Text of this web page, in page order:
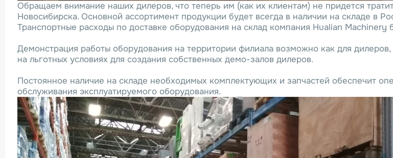
Обращаем внимание наших дилеров, что теперь им (как их клиентам) не придется
Новосибирска. Основной ассортимент продукции будет всегда в наличии на складе в
Транспортные расходы по доставке оборудования на склад компания Hualian Machinery
Демонстрация работы оборудования на территории филиала возможно как для
на льготных условиях для создания собственных демо-залов дилеров.
Постоянное наличие на складе необходимых комплектующих и запчастей обеспечит
обслуживания эксплуатируемого оборудования.